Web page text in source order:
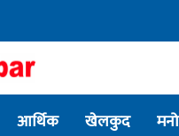
आर्थिक खेलकुद